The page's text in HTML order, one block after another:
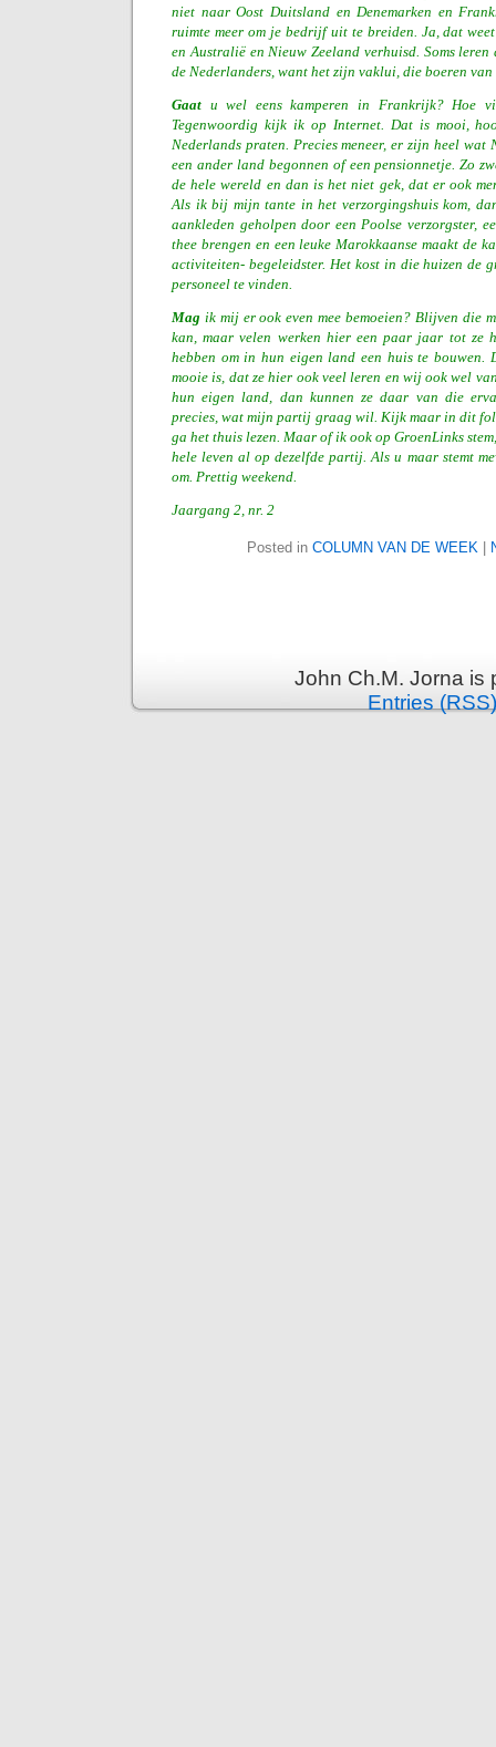
niet naar Oost Duitsland en Denemarken en
ruimte meer om je bedrijf uit te breiden. Ja, dat
en Australië en Nieuw Zeeland verhuisd. Soms
de Nederlanders, want het zijn vaklui, die boeren
Gaat u wel eens kamperen in Frankrijk? Hoe
Tegenwoordig kijk ik op Internet. Dat is mooi,
Nederlands praten. Precies meneer, er zijn heel wat
een ander land begonnen of een pensionnetje. Zo
de hele wereld en dan is het niet gek, dat er ook
Als ik bij mijn tante in het verzorgingshuis kom,
aankleden geholpen door een Poolse verzorgster,
thee brengen en een leuke Marokkaanse maakt de
activiteiten- begeleidster. Het kost in die huizen de
personeel te vinden.
Mag ik mij er ook even mee bemoeien? Blijven die
kan, maar velen werken hier een paar jaar tot ze
hebben om in hun eigen land een huis te bouwen.
mooie is, dat ze hier ook veel leren en wij ook wel
hun eigen land, dan kunnen ze daar van die
precies, wat mijn partij graag wil. Kijk maar in dit
ga het thuis lezen. Maar of ik ook op GroenLinks
hele leven al op dezelfde partij. Als u maar stemt
om. Prettig weekend.
Jaargang 2, nr. 2
Posted in COLUMN VAN DE WEEK |
John Ch.M. Jorna
Entries (RSS)